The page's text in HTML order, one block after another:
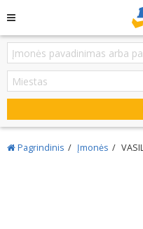
Pagrindinis Įmonės